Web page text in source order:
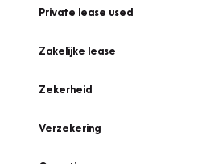
Private lease used
Zakelijke lease
Zekerheid
Verzekering